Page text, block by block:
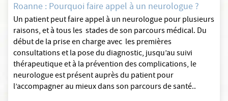
Roanne : Pourquoi faire appel à un neurologue ?
Un patient peut faire appel à un neurologue pour plusieurs
raisons, et à tous les stades de son parcours médical. Du
début de la prise en charge avec les premières
consultations et la pose du diagnostic, jusqu’au suivi
thérapeutique et à la prévention des complications, le
neurologue est présent auprès du patient pour
l’accompagner au mieux dans son parcours de santé..